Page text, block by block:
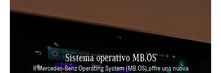
Sistema operativo MB.OS
Il Mercedes-Benz Operating System (MB.OS) offre una nuova